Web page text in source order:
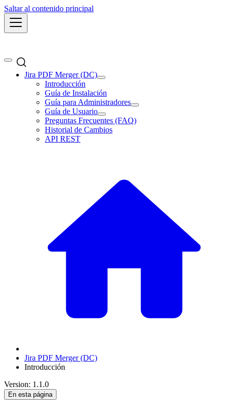
Saltar al contenido principal
Jira PDF Merger (DC)
Introducción
Guía de Instalación
Guía para Administradores
Guía de Usuario
Preguntas Frecuentes (FAQ)
Historial de Cambios
API REST
Jira PDF Merger (DC)
Introducción
Version: 1.1.0
En esta página